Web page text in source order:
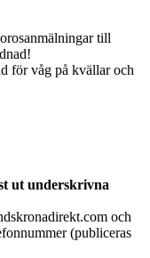
till
för våg på kvällar och
ut underskrivna
och
(publiceras